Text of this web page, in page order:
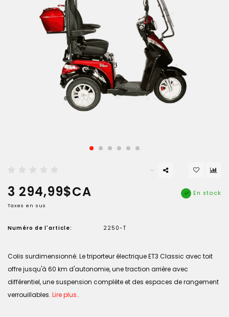
3 294,99$CA
Taxes en sus
En stock
Numéro de l'article: 2250-T
Colis surdimensionné. Le triporteur électrique ET3 Classic avec toit
offre jusqu'à 60 km d'autonomie, une traction arrière avec
différentiel, une suspension complète et des espaces de rangement
verrouillables. Lire plus..